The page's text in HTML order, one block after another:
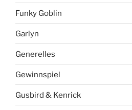
Funky Goblin
Garlyn
Generelles
Gewinnspiel
Gusbird & Kenrick